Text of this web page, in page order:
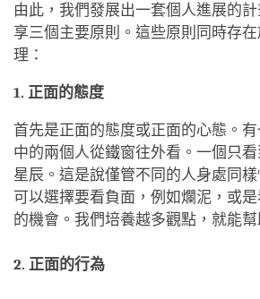
由此，我們發展出一套個人進展的
享三個主要原則。這些原則同時存
理：
1. 正面的態度
首先是正面的態度或正面的心態。
中的兩個人從鐵窗往外看。一個只
星辰。這是說僅管不同的人身處同
可以選擇要看負面，例如爛泥，或
的機會。我們培養越多觀點，就能幫
2. 正面的行為